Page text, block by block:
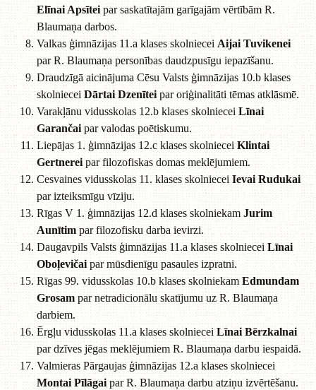
Elīnai Apsītei par saskatītajām garīgajām vērtībām R.
Blaumaņa darbos.
Valkas ģimnāzijas 11.a klases skolniecei Aijai Tuvikenei
par R. Blaumaņa personības daudzpusīgu iepazīšanu.
Draudzīgā aicinājuma Cēsu Valsts ģimnāzijas 10.b klases
skolnieceiDārtai Dzenīteipar oriģinalitāti tēmas atklāsmē.
Varakļānu vidusskolas 12.b klases skolnieceiLīnai
Garančaipar valodas poētiskumu.
Liepājas 1. ģimnāzijas 12.c klases skolnieceiKlintai
Gertnereipar filozofiskas domas meklējumiem.
Cesvaines vidusskolas 11. klases skolniecei Ievai Rudukai
par izteiksmīgu vīziju.
Rīgas V 1. ģimnāzijas 12.d klases skolniekam Jurim
Aunītimpar filozofisku darba ievirzi.
Daugavpils Valsts ģimnāzijas 11.a klases skolnieceiLīnai
Oboļevičai par mūsdienīgu pasaules izpratni.
Rīgas 99. vidusskolas 10.b klases skolniekamEdmundam
Grosampar netradicionālu skatījumu uz R. Blaumaņa
darbiem.
Ērgļu vidusskolas 11.a klases skolnieceiLīnai Bērzkalnai
par dzīves jēgas meklējumiem R. Blaumaņa darbu iespaidā.
Valmieras Pārgaujas ģimnāzijas 12.a klases skolniecei
Montai Pīlāgai par R. Blaumaņa darbu atziņu izvērtēšanu.